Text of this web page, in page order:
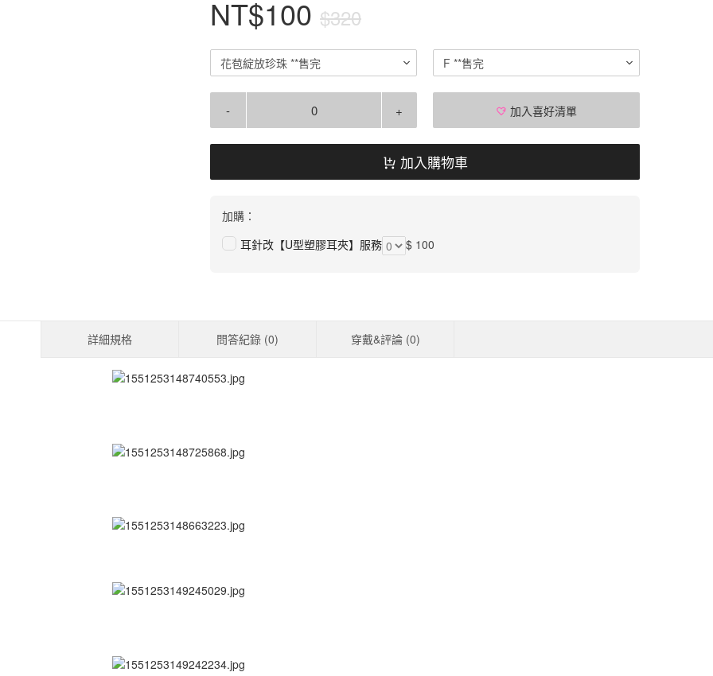
NT$100 $320
花苞綻放珍珠 **售完 F **售完
- + 加入喜好清單
加入購物車
加購：
耳針改【U型塑膠耳夾】服務
$ 100
詳細規格 問答紀錄 (0) 穿戴&評論 (0)